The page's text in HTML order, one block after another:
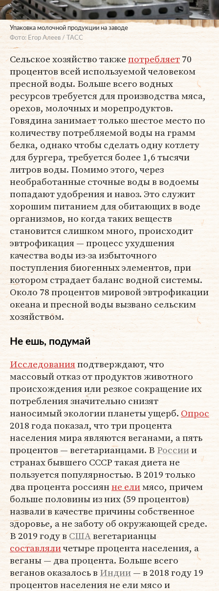
Упаковка молочной продукции на заводе
Фото: Егор Алеев / ТАСС
Сельское хозяйство такжепотребляет70
процентов всей используемой человеком
пресной воды. Больше всего водных
ресурсов требуется для производства мяса,
орехов, молочных и морепродуктов.
Говядина занимает только шестое место по
количеству потребляемой воды на грамм
белка, однако чтобы сделать одну котлету
для бургера, требуется более 1,6 тысячи
литров воды. Помимо этого, через
необработанные сточные воды в водоемы
попадают удобрения и навоз. Это служит
хорошим питанием для обитающих в воде
организмов, но когда таких веществ
становится слишком много, происходит
эвтрофикация — процесс ухудшения
качества воды из-за избыточного
поступления биогенных элементов, при
котором страдает баланс водной системы.
Около 78 процентов мировой эвтрофикации
океана и пресной воды вызвано сельским
хозяйством.
Не ешь, подумай
Исследованияподтверждают, что
массовый отказ от продуктов животного
происхождения или резкое сокращение их
потребления значительно снизят
наносимый экологии планеты ущерб. Опрос
2018 года показал, что три процента
населения мира являются веганами, а пять
процентов — вегетарианцами. В Россиии
странах бывшего СССР такая диета не
пользуется популярностью. В 2019 только
два процента россиянне елимясо, причем
больше половины из них (59 процентов)
назвали в качестве причины собственное
здоровье, а не заботу об окружающей среде.
В 2019 году вСШАвегетарианцы
составляличетыре процента населения, а
веганы — два процента. Больше всего
веганов оказалось в Индии— в 2018 году 19
процентов населения не ели мясо и